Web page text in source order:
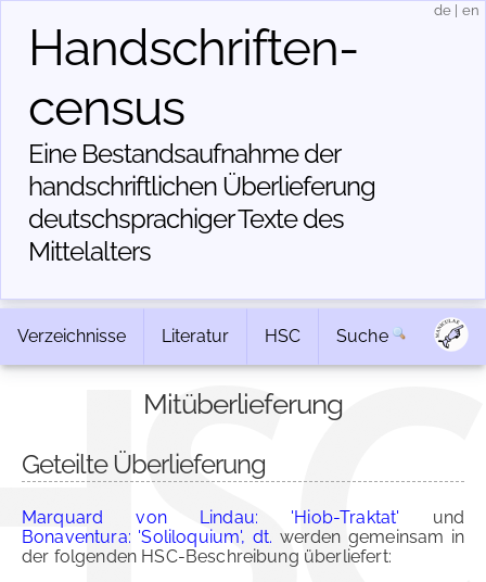
Handschriften­
census
Eine Bestandsaufnahme der
handschriftlichen Über­lieferung
deutschsprachiger Texte des
Mittelalters
de en
Verzeichnisse Literatur HSC Suche
Mitüberlieferung
Geteilte Überlieferung
Marquard von Lindau: 'Hiob-Traktat' und
Bonaventura: 'Soliloquium', dt. werden gemeinsam in
der folgenden HSC-Beschreibung überliefert: